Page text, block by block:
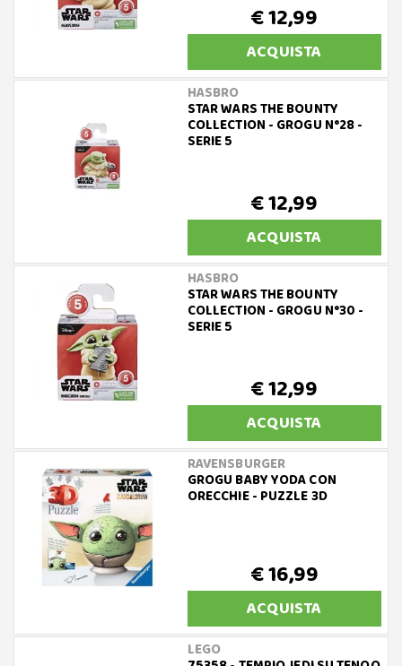
€ 12,99
ACQUISTA
HASBRO
STAR WARS THE BOUNTY
COLLECTION - GROGU N°28 -
SERIE 5
€ 12,99
ACQUISTA
HASBRO
STAR WARS THE BOUNTY
COLLECTION - GROGU N°30 -
SERIE 5
€ 12,99
ACQUISTA
RAVENSBURGER
GROGU BABY YODA CON
ORECCHIE - PUZZLE 3D
€ 16,99
ACQUISTA
LEGO